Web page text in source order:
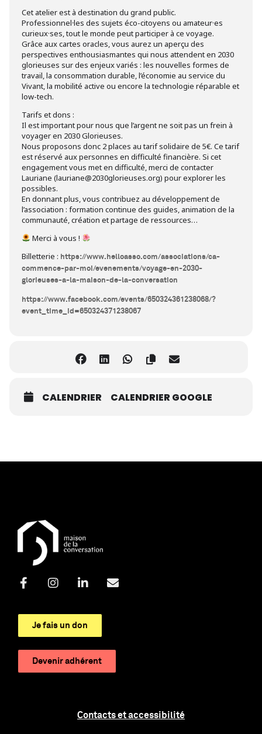
Cet atelier est à destination du grand public.
Professionnel⸱les des sujets éco-citoyens ou amateur·es
curieux·ses, tout le monde peut participer à ce voyage.
Grâce aux cartes oracles, vous aurez un aperçu des
perspectives enthousiasmantes qui nous attendent en 2030
glorieuses sur des enjeux variés : les nouvelles formes de
travail, la consommation durable, l’économie au service du
Vivant, la mobilité active ou encore la technologie réparable et
low-tech.
Tarifs et dons :
Il est important pour nous que l’argent ne soit pas un frein à
voyager en 2030 Glorieuses.
Nous proposons donc 2 places au tarif solidaire de 5€. Ce tarif
est réservé aux personnes en difficulté financière. Si cet
engagement vous met en difficulté, merci de contacter
Lauriane (lauriane@2030glorieuses.org) pour explorer les
possibles.
En donnant plus, vous contribuez au développement de
l’association : formation continue des guides, animation de la
communauté, création et partage de ressources…
Merci à vous !
Billetterie : https://www.helloasso.com/associations/ca-
commence-par-moi/evenements/voyage-en-2030-
glorieuses-a-la-maison-de-la-conversation
https://www.facebook.com/events/650324361238068/?
event_time_id=650324371238067
CALENDRIER CALENDRIER GOOGLE
Je fais un don
Devenir adhérent
Contacts et accessibilité